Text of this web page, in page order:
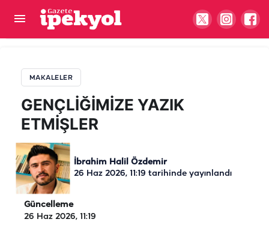
MAKALELER
GENÇLİĞİMİZE YAZIK
ETMİŞLER
İbrahim Halil Özdemir
26 Haz 2026, 11:19 tarihinde yayınlandı
Güncelleme
26 Haz 2026, 11:19
GENÇLİĞİMİZE YAZIK ETMİŞLER